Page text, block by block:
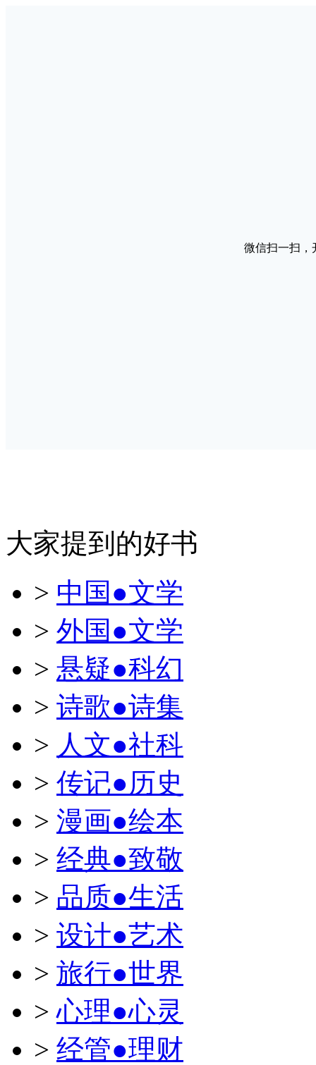
微信扫一扫，
大家提到的好书
> 中国●文学
> 外国●文学
> 悬疑●科幻
> 诗歌●诗集
> 人文●社科
> 传记●历史
> 漫画●绘本
> 经典●致敬
> 品质●生活
> 设计●艺术
> 旅行●世界
>心理●心灵
> 经管●理财